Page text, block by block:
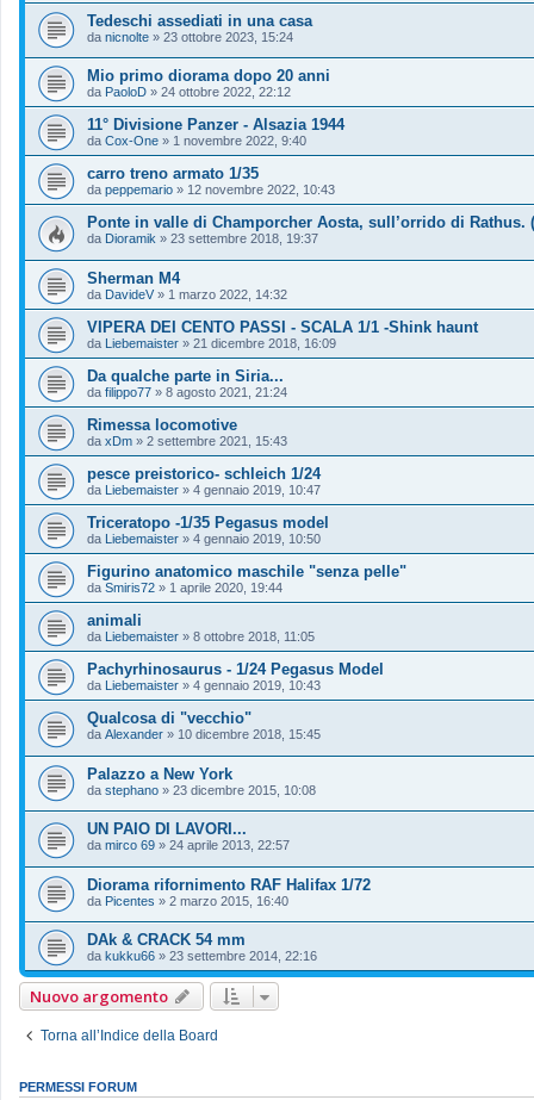
Tedeschi assediati in una casa
da nicnolte » 23 ottobre 2023, 15:24
Mio primo diorama dopo 20 anni
da PaoloD » 24 ottobre 2022, 22:12
11° Divisione Panzer - Alsazia 1944
da Cox-One » 1 novembre 2022, 9:40
carro treno armato 1/35
da peppemario » 12 novembre 2022, 10:43
Ponte in valle di Champorcher Aosta, sull’orrido di Rathus.
da Dioramik » 23 settembre 2018, 19:37
Sherman M4
da DavideV » 1 marzo 2022, 14:32
VIPERA DEI CENTO PASSI - SCALA 1/1 -Shink haunt
da Liebemaister » 21 dicembre 2018, 16:09
Da qualche parte in Siria...
da filippo77 » 8 agosto 2021, 21:24
Rimessa locomotive
da xDm » 2 settembre 2021, 15:43
pesce preistorico- schleich 1/24
da Liebemaister » 4 gennaio 2019, 10:47
Triceratopo -1/35 Pegasus model
da Liebemaister » 4 gennaio 2019, 10:50
Figurino anatomico maschile "senza pelle"
da Smiris72 » 1 aprile 2020, 19:44
animali
da Liebemaister » 8 ottobre 2018, 11:05
Pachyrhinosaurus - 1/24 Pegasus Model
da Liebemaister » 4 gennaio 2019, 10:43
Qualcosa di "vecchio"
da Alexander » 10 dicembre 2018, 15:45
Palazzo a New York
da stephano » 23 dicembre 2015, 10:08
UN PAIO DI LAVORI...
da mirco 69 » 24 aprile 2013, 22:57
Diorama rifornimento RAF Halifax 1/72
da Picentes » 2 marzo 2015, 16:40
DAk & CRACK 54 mm
da kukku66 » 23 settembre 2014, 22:16
Nuovo argomento
Torna all’Indice della Board
PERMESSI FORUM